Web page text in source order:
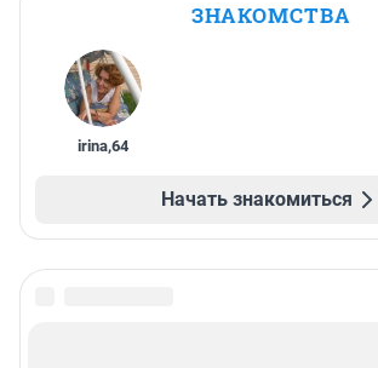
ЗНАКОМСТВА
irina,64
Начать знакомиться